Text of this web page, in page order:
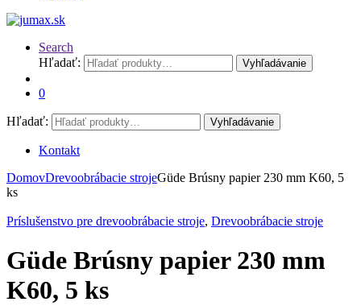
Search
Hľadať:
Vyhľadávanie
0
Hľadať: Vyhľadávanie
Kontakt
DomovDrevoobrábacie strojeGüde Brúsny papier 230 mm K60, 5
ks
Príslušenstvo pre drevoobrábacie stroje, Drevoobrábacie stroje
Güde Brúsny papier 230 mm
K60, 5 ks